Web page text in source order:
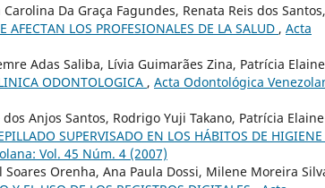
Da Graça Fagundes, Renata Reis dos Santos,
AFECTAN LOS PROFESIONALES DE LA SALUD , Acta
Adas Saliba, Lívia Guimarães Zina, Patrícia Elaine
ODONTOLOGICA , Acta Odontológica
Anjos Santos, Rodrigo Yuji Takano, Patrícia Elaine
SUPERVISADO EN LOS HÁBITOS DE HIGIENE
Vol. 45 Núm. 4 (2007)
Orenha, Ana Paula Dossi, Milene Moreira